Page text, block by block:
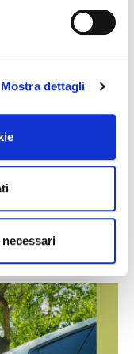
Mostra dettagli
grønt
togstation til